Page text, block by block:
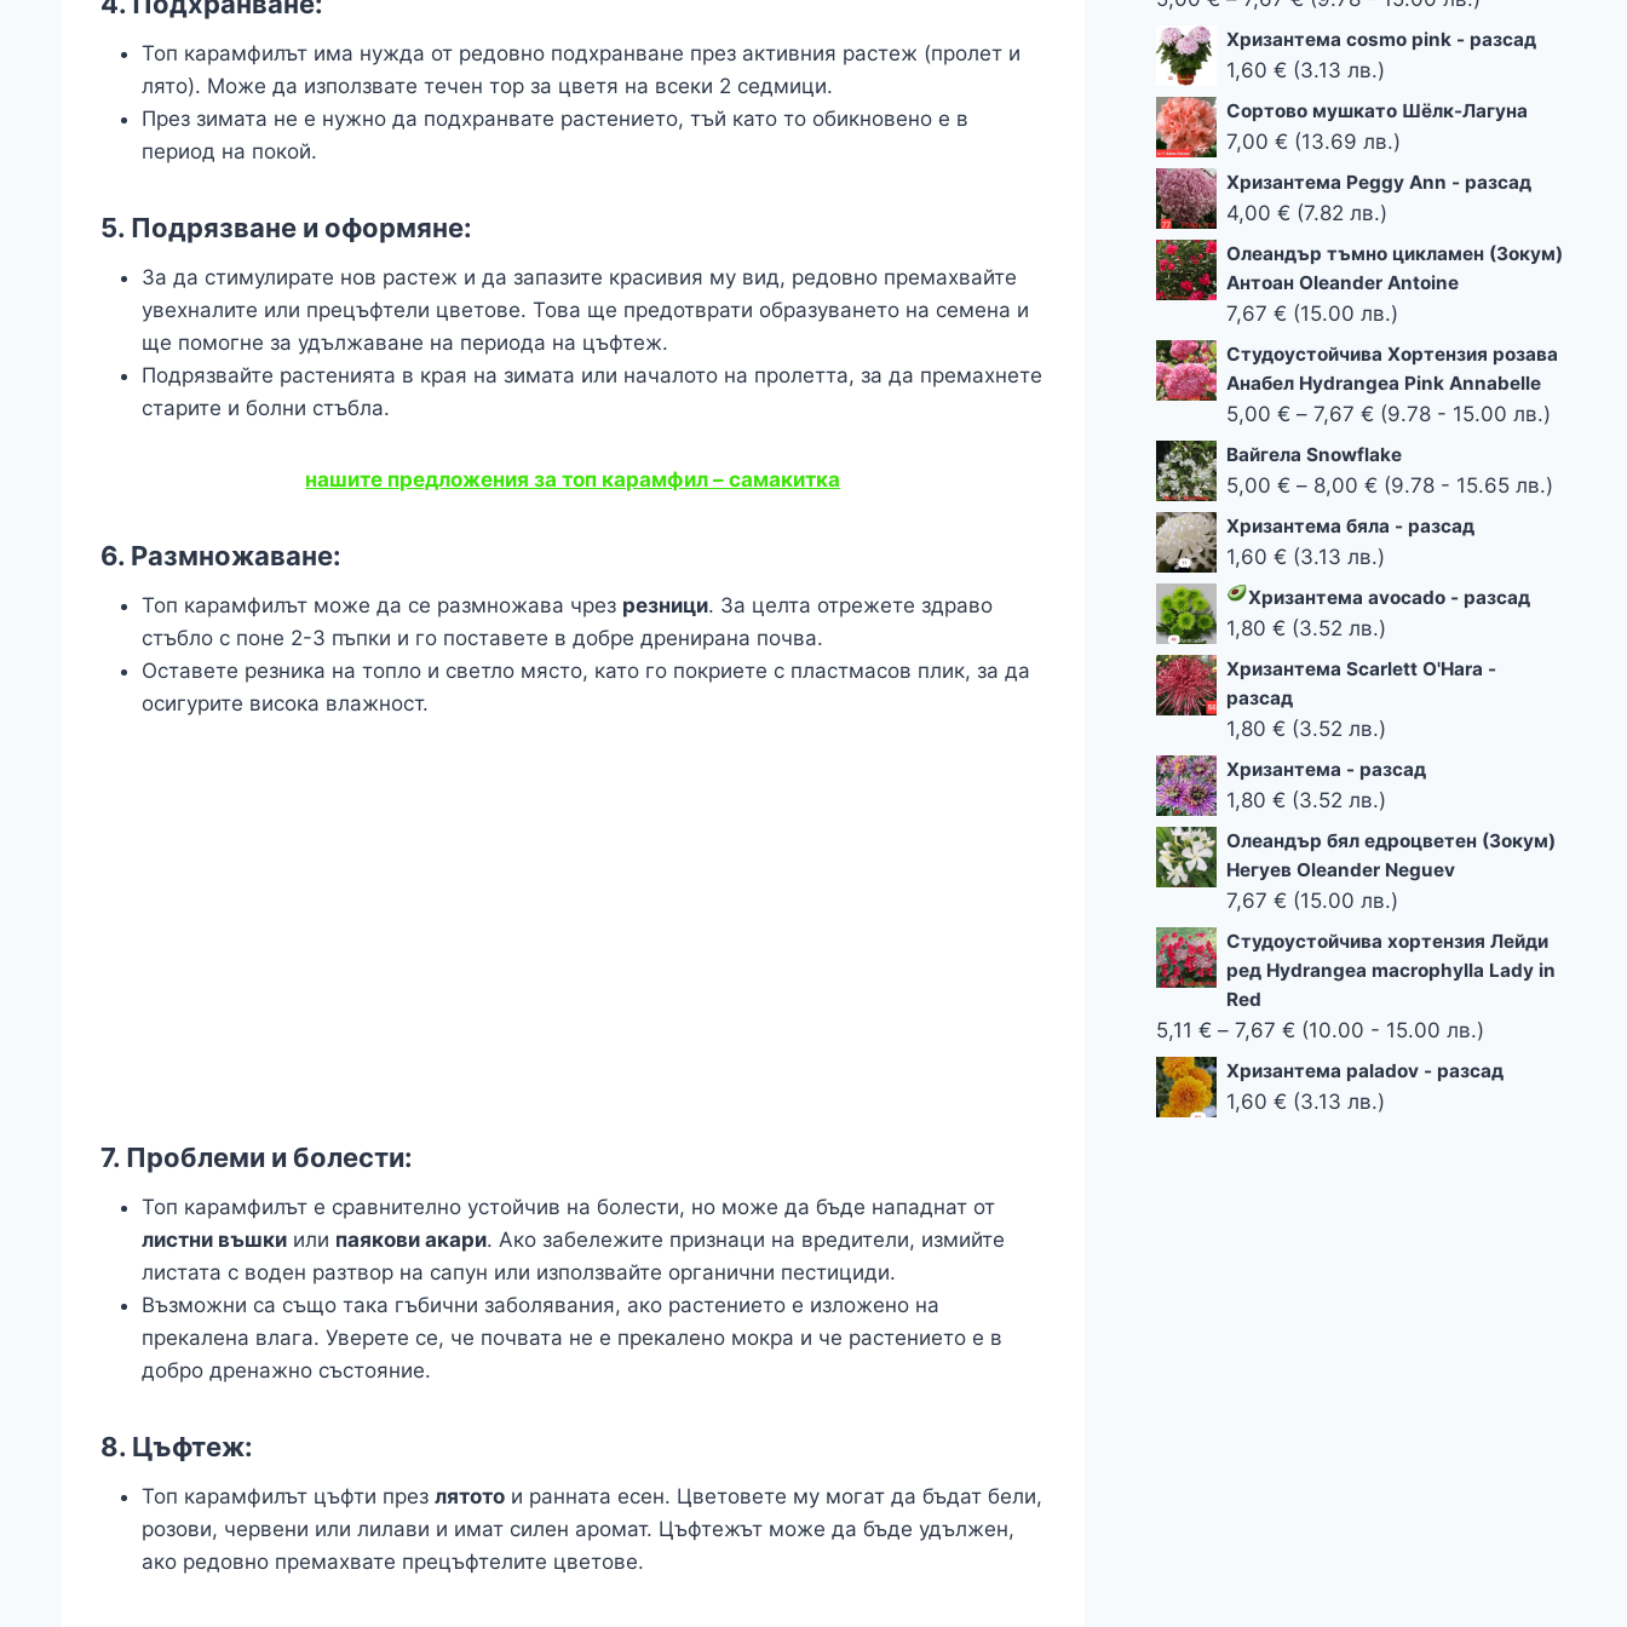
Топ карамфилът има нужда от редовно подхранване през активния растеж (пролет и
лято). Може да използвате течен тор за цветя на всеки 2 седмици.
През зимата не е нужно да подхранвате растението, тъй като то обикновено е в
период на покой.
5. Подрязване и оформяне:
За да стимулирате нов растеж и да запазите красивия му вид, редовно премахвайте
увехналите или прецъфтели цветове. Това ще предотврати образуването на семена и
ще помогне за удължаване на периода на цъфтеж.
Подрязвайте растенията в края на зимата или началото на пролетта, за да премахнете
старите и болни стъбла.
нашите предложения за топ карамфил – самакитка
6. Размножаване:
Топ карамфилът може да се размножава чрез резници. За целта отрежете здраво
стъбло с поне 2-3 пъпки и го поставете в добре дренирана почва.
Оставете резника на топло и светло място, като го покриете с пластмасов плик, за да
осигурите висока влажност.
7. Проблеми и болести:
Топ карамфилът е сравнително устойчив на болести, но може да бъде нападнат от
листни въшки или паякови акари. Ако забележите признаци на вредители, измийте
листата с воден разтвор на сапун или използвайте органични пестициди.
Възможни са също така гъбични заболявания, ако растението е изложено на
прекалена влага. Уверете се, че почвата не е прекалено мокра и че растението е в
добро дренажно състояние.
8. Цъфтеж:
Топ карамфилът цъфти през лятото и ранната есен. Цветовете му могат да бъдат бели,
розови, червени или лилави и имат силен аромат. Цъфтежът може да бъде удължен,
ако редовно премахвате прецъфтелите цветове.
range:
5,00 €
7,67 €
Хризантема cosmo pink - разсад
1,60€ (3.13 лв.)
Сортово мушкато Шёлк-Лагуна
7,00€ (13.69 лв.)
Хризантема Peggy Ann - разсад
4,00€ (7.82 лв.)
Олеандър тъмно цикламен (Зокум)
Антоан Oleander Antoine
7,67€ (15.00 лв.)
Студоустойчива Хортензия розава
Анабел Hydrangea Pink Annabelle
5,00€ – 7,67€ Price
range:
5,00 €
7,67 €
(9.78 - 15.00 лв.)
Вайгела Snowflake
5,00€ – 8,00€ Price
range:
5,00 €
8,00 €
(9.78 - 15.65 лв.)
Хризантема бяла - разсад
1,60€ (3.13 лв.)
Хризантема avocado- разсад
1,80€ (3.52 лв.)
Хризантема Scarlett O'Hara -
разсад
1,80€ (3.52 лв.)
Хризантема - разсад
1,80€ (3.52 лв.)
Олеандър бял едроцветен (Зокум)
Негуев Oleander Neguev
7,67€ (15.00 лв.)
Студоустойчива хортензия Лейди
ред Hydrangea macrophylla Lady in
Red
5,11€ – 7,67€ Price
range:
5,11 €
(10.00 - 15.00 лв.)
Хризантема paladov - разсад
1,60€ (3.13 лв.)